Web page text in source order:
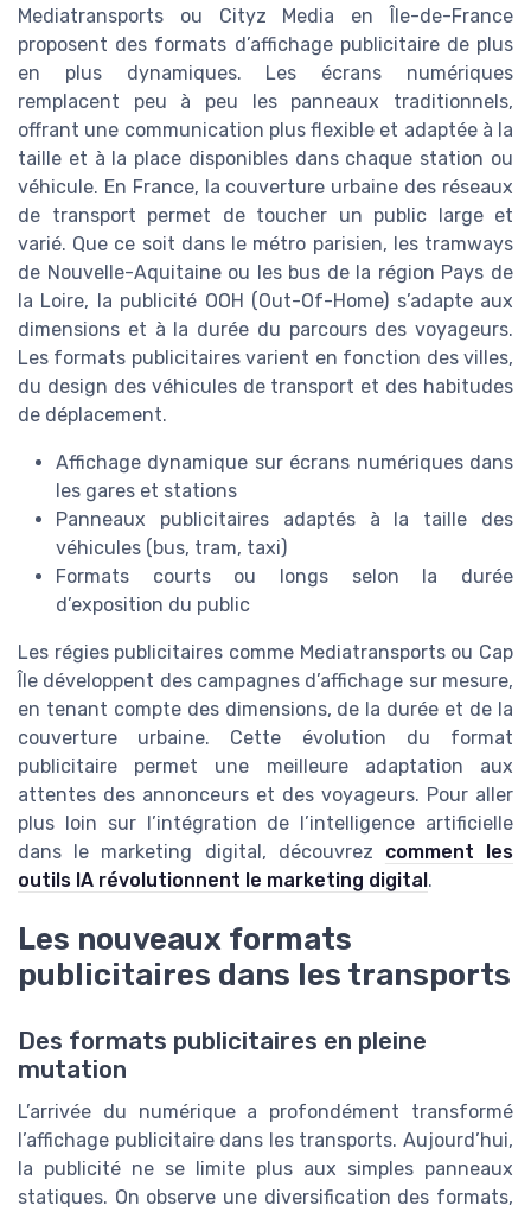
Mediatransports ou Cityz Media en Île-de-France
proposent des formats d’affichage publicitaire de plus
en plus dynamiques. Les écrans numériques
remplacent peu à peu les panneaux traditionnels,
offrant une communication plus flexible et adaptée à la
taille et à la place disponibles dans chaque station ou
véhicule. En France, la couverture urbaine des réseaux
de transport permet de toucher un public large et
varié. Que ce soit dans le métro parisien, les tramways
de Nouvelle-Aquitaine ou les bus de la région Pays de
la Loire, la publicité OOH (Out-Of-Home) s’adapte aux
dimensions et à la durée du parcours des voyageurs.
Les formats publicitaires varient en fonction des villes,
du design des véhicules de transport et des habitudes
de déplacement.
Affichage dynamique sur écrans numériques dans
les gares et stations
Panneaux publicitaires adaptés à la taille des
véhicules (bus, tram, taxi)
Formats courts ou longs selon la durée
d’exposition du public
Les régies publicitaires comme Mediatransports ou Cap
Île développent des campagnes d’affichage sur mesure,
en tenant compte des dimensions, de la durée et de la
couverture urbaine. Cette évolution du format
publicitaire permet une meilleure adaptation aux
attentes des annonceurs et des voyageurs. Pour aller
plus loin sur l’intégration de l’intelligence artificielle
dans le marketing digital, découvrez comment les
outils IA révolutionnent le marketing digital.
Les nouveaux formats
publicitaires dans les transports
Des formats publicitaires en pleine
mutation
L’arrivée du numérique a profondément transformé
l’affichage publicitaire dans les transports. Aujourd’hui,
la publicité ne se limite plus aux simples panneaux
statiques. On observe une diversification des formats,